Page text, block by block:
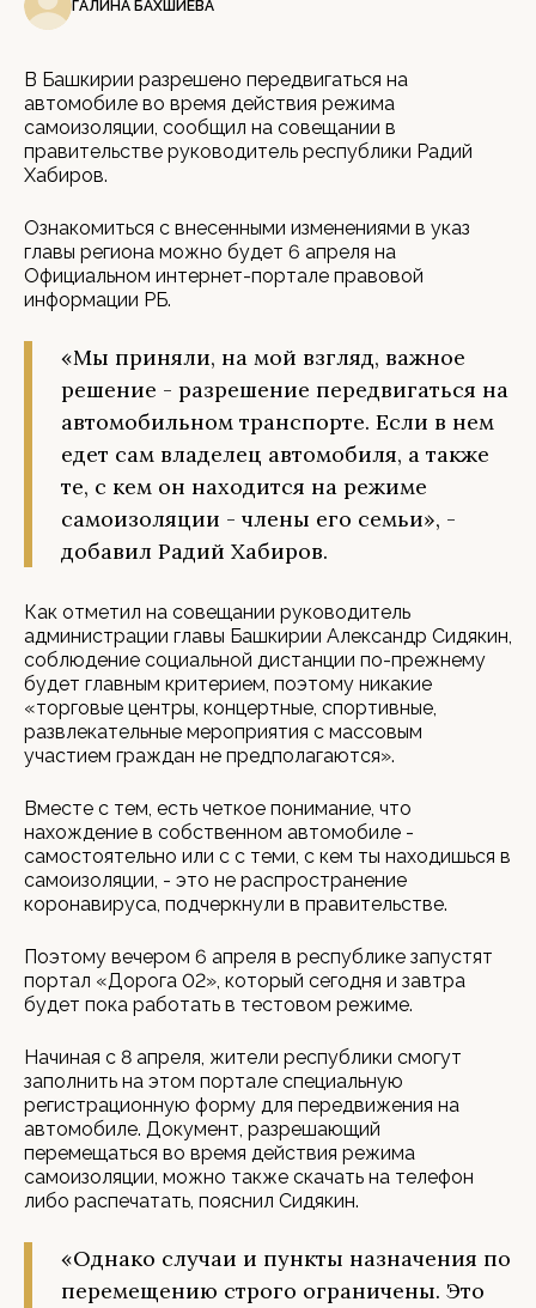
ГАЛИНА БАХШИЕВА
В Башкирии разрешено передвигаться на
автомобиле во время действия режима
самоизоляции, сообщил на совещании в
правительстве руководитель республики Радий
Хабиров.
Ознакомиться с внесенными изменениями в указ
главы региона можно будет 6 апреля на
Официальном интернет-портале правовой
информации РБ.
«Мы приняли, на мой взгляд, важное
решение - разрешение передвигаться на
автомобильном транспорте. Если в нем
едет сам владелец автомобиля, а также
те, с кем он находится на режиме
самоизоляции - члены его семьи», -
добавил Радий Хабиров.
Как отметил на совещании руководитель
администрации главы Башкирии Александр Сидякин,
соблюдение социальной дистанции по-прежнему
будет главным критерием, поэтому никакие
«торговые центры, концертные, спортивные,
развлекательные мероприятия с массовым
участием граждан не предполагаются».
Вместе с тем, есть четкое понимание, что
нахождение в собственном автомобиле -
самостоятельно или с с теми, с кем ты находишься в
самоизоляции, - это не распространение
коронавируса, подчеркнули в правительстве.
Поэтому вечером 6 апреля в республике запустят
портал «Дорога 02», который сегодня и завтра
будет пока работать в тестовом режиме.
Начиная с 8 апреля, жители республики смогут
заполнить на этом портале специальную
регистрационную форму для передвижения на
автомобиле. Документ, разрешающий
перемещаться во время действия режима
самоизоляции, можно также скачать на телефон
либо распечатать, пояснил Сидякин.
«Однако случаи и пункты назначения по
перемещению строго ограничены. Это